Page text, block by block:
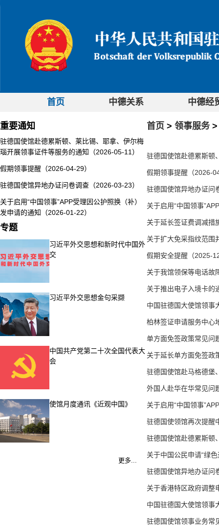
首页 中德关系 中德经
重要通知
驻德国使馆赴德累斯顿、莱比锡、耶拿、伊尔梅
瑙开展领事证件等服务的通知（2026-05-11）
假期领事提醒（2026-04-29）
驻德国使馆异地办证问卷调查（2026-03-23）
关于启用“中国领事”APP受理因公护照换（补）
发申请的通知（2026-01-22）
专题
习近平外交思想和新时代中国外
交
习近平外交思想金句采撷
中国共产党第二十次全国代表大
会
使馆月度通讯《近观中国》
更多...
首页 > 领事服务
驻德国使馆赴德累斯顿
假期领事提醒（2026-
驻德国使馆异地办证问
关于启用“中国领事
关于延长签证费调减措
关于扩大免采指纹范围
假期安全提醒（2025-
关于我馆领保等电话故
关于推出电子入境卡的
中国驻德国大使馆领事
柏林签证申请服务中心
单方面免签政策常见问
关于延长单方面免签政
驻德国使馆赴马格德堡
外国人赴华在华常见问
关于启用“中国领事
驻德国使领馆再次提醒
驻德国使馆赴德累斯顿
关于中国公民申请“绿
驻德国使馆异地办证问
关于香港特区政府调整
中国驻德国大使馆领事
驻德国使馆领事业务常